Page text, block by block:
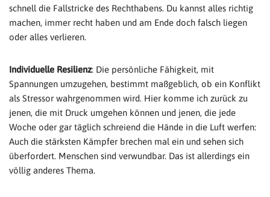
schnell die Fallstricke des Rechthabens. Du kannst alles richtig
machen, immer recht haben und am Ende doch falsch liegen
oder alles verlieren.
Individuelle Resilienz: Die persönliche Fähigkeit, mit
Spannungen umzugehen, bestimmt maßgeblich, ob ein Konflikt
als Stressor wahrgenommen wird. Hier komme ich zurück zu
jenen, die mit Druck umgehen können und jenen, die jede
Woche oder gar täglich schreiend die Hände in die Luft werfen:
Auch die stärksten Kämpfer brechen mal ein und sehen sich
überfordert. Menschen sind verwundbar. Das ist allerdings ein
völlig anderes Thema.